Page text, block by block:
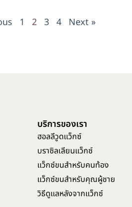
1 2 3 4 Next »
บริการของเรา
ฮอลลีวูดแว็กซ์
บราซิลเลียนแว็กซ์
แว็กซ์ขนสำหรับคนท้อง
แว็กซ์ขนสำหรับคุณผู้ชาย
วิธีดูแลหลังจากแว็กซ์